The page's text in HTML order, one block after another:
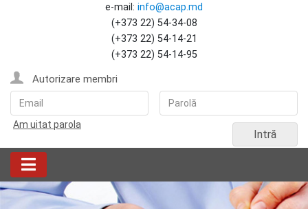
e-mail: info@acap.md
(+373 22) 54-34-08
(+373 22) 54-14-21
(+373 22) 54-14-95
Autorizare membri
Am uitat parola
Intră